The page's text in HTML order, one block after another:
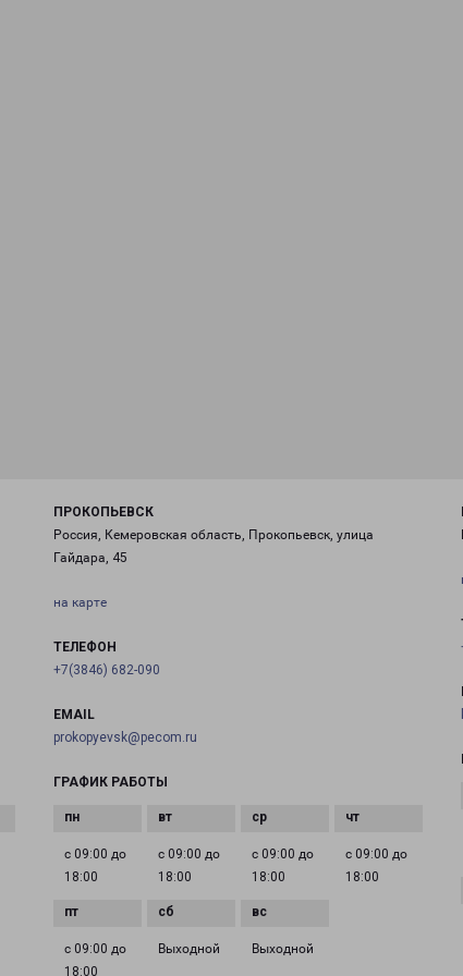
ПРОКОПЬЕВСК
Россия, Кемеровская область, Прокопьевск, улица
Гайдара, 45
на карте
ТЕЛЕФОН
+7(3846) 682-090
EMAIL
prokopyevsk@pecom.ru
ГРАФИК РАБОТЫ
с 09:00 до
18:00
с 09:00 до
18:00
с 09:00 до
18:00
с 09:00 до
18:00
с 09:00 до
18:00
Выходной Выходной